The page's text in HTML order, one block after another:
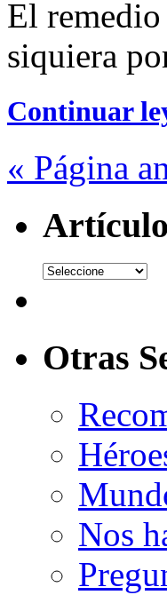
El
siquiera
Continuar
« Página
Otras
Nos